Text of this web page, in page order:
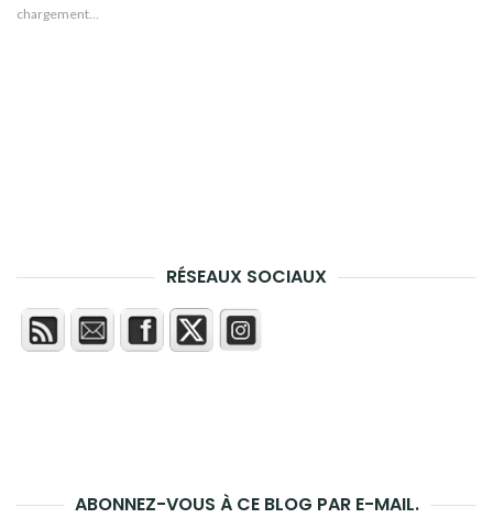
chargement…
RÉSEAUX SOCIAUX
ABONNEZ-VOUS À CE BLOG PAR E-MAIL.